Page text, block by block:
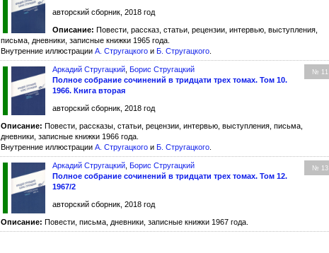
авторский сборник, 2018 год
Описание: Повести, рассказ, статьи, рецензии, интервью, выступления,
письма, дневники, записные книжки 1965 года.
Внутренние иллюстрации А. Стругацкого и Б. Стругацкого
№ 11
Аркадий Стругацкий
Борис Стругацкий
Полное собрание сочинений в тридцати трех томах. Том 10.
1966. Книга вторая
авторский сборник, 2018 год
Описание: Повести, рассказы, статьи, рецензии, интервью, выступления, письма,
дневники, записные книжки 1966 года.
Внутренние иллюстрации А. Стругацкого и Б. Стругацкого
№ 13
Аркадий Стругацкий
Борис Стругацкий
Полное собрание сочинений в тридцати трех томах. Том 12.
1967/2
авторский сборник, 2018 год
Описание: Повести, письма, дневники, записные книжки 1967 года.